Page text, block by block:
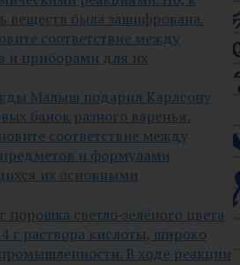
веществ была зашифрована.
соответствие между
и приборами для их
Малыш подарил Карлсону
банок разного варенья.
соответствие между
и формулами
их основными
порошка светло‑зелёного цвета
г раствора кислоты, широко
В ходе реакции